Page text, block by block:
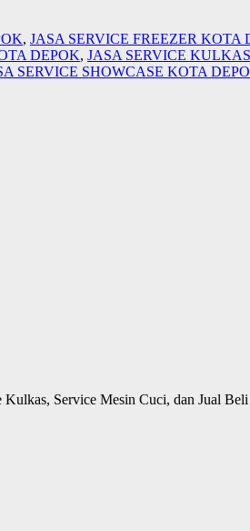
, JASA SERVICE FREEZER KOTA
DEPOK, JASA SERVICE
SERVICE SHOWCASE KOTA
Kulkas, Service Mesin Cuci, dan Jual